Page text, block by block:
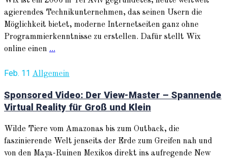
agierendes Technikunternehmen, das seinen Usern die
Möglichkeit bietet, moderne Internetseiten ganz ohne
Programmierkenntnisse zu erstellen. Dafür stellt Wix
online einen ...
Feb. 11 Allgemein
Sponsored Video: Der View-Master – Spannende
Virtual Reality für Groß und Klein
Wilde Tiere vom Amazonas bis zum Outback, die
faszinierende Welt jenseits der Erde zum Greifen nah und
von den Maya-Ruinen Mexikos direkt ins aufregende New